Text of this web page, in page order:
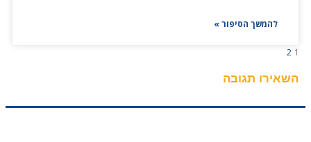
להמשך הסיפור »
1
2
השאירו תגובה